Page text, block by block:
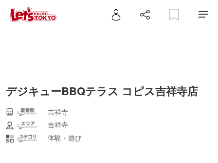
デジキューBBQテラス コピス吉祥寺店
吉祥寺
吉祥寺
体験・遊び